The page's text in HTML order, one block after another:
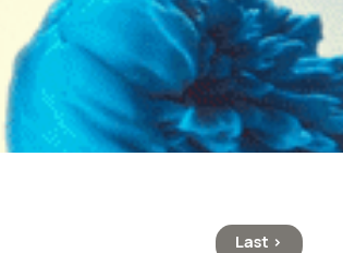
Last >